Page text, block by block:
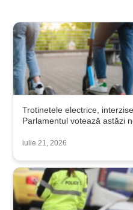
Trotinetele electrice,
Parlamentul votează astăzi
iulie 21, 2026